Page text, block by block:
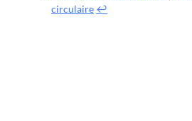
circulaire ↩︎